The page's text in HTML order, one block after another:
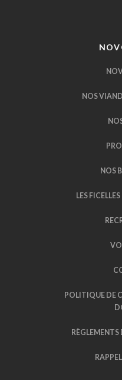
NOS
NOS
LES
POLITIQUE DE